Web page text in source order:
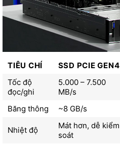
TIÊU CHÍ SSD PCIE GEN4
Tốc độ
đọc/ghi
5.000 – 7.500
MB/s
Băng thông ~8 GB/s
Nhiệt độ
Mát hơn, dễ kiểm
soát